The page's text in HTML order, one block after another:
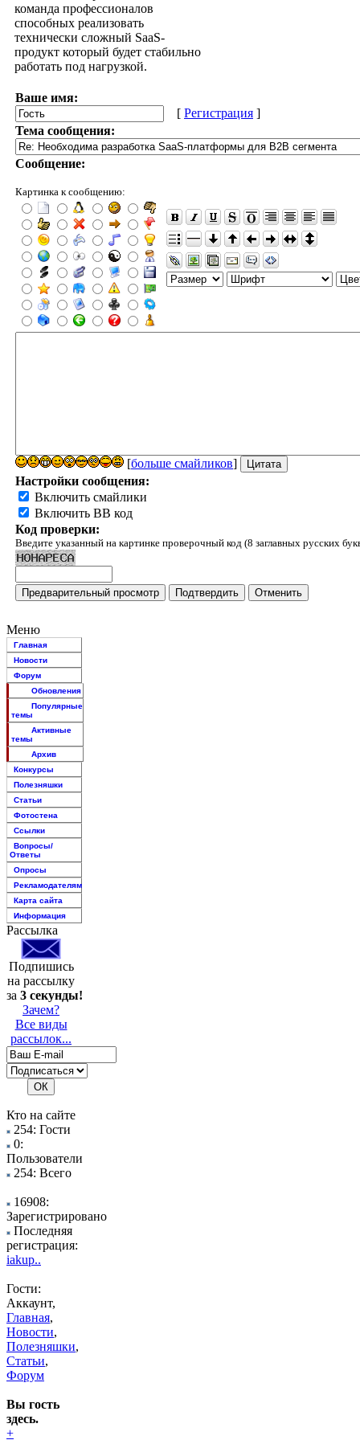
команда профессионалов
способных реализовать
технически сложный SaaS-
продукт который будет стабильно
работать под нагрузкой.
Ваше имя:
[ Регистрация ]
Тема сообщения:
Сообщение:
Картинка к сообщению:
[больше смайликов]
Настройки сообщения:
Включить смайлики
Включить BB код
Код проверки:
Введите указанный на картинке проверочный код (8 заглавных русских
Меню
Главная
Новости
Форум
Обновления
Популярные
темы
Активные
темы
Архив
Конкурсы
Полезняшки
Статьи
Фотостена
Ссылки
Вопросы/
Ответы
Опросы
Рекламодателям
Карта сайта
Информация
Рассылка
Подпишись
на рассылку
за 3 секунды!
Зачем?
Все виды
рассылок...
Кто на сайте
254: Гости
0:
Пользователи
254: Всего
16908:
Зарегистрировано
Последняя
регистрация:
iakup..
Гости:
Аккаунт,
Главная,
Новости,
Полезняшки,
Статьи,
Форум
Вы гость
здесь.
+